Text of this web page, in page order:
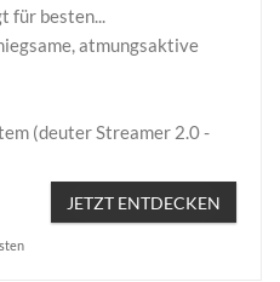
für besten...
atmungsaktive
(deuter Streamer 2.0 -
JETZT ENTDECKEN